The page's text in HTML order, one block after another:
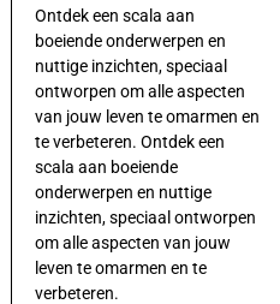
Ontdek een scala aan
boeiende onderwerpen en
nuttige inzichten, speciaal
ontworpen om alle aspecten
van jouw leven te omarmen en
te verbeteren. Ontdek een
scala aan boeiende
onderwerpen en nuttige
inzichten, speciaal ontworpen
om alle aspecten van jouw
leven te omarmen en te
verbeteren.